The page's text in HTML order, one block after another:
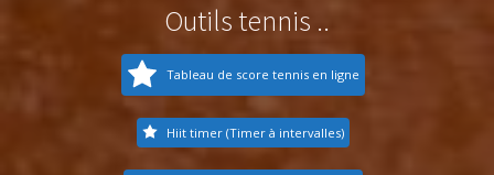
Outils tennis ..
Tableau de score tennis en ligne
Hiit timer (Timer à intervalles)